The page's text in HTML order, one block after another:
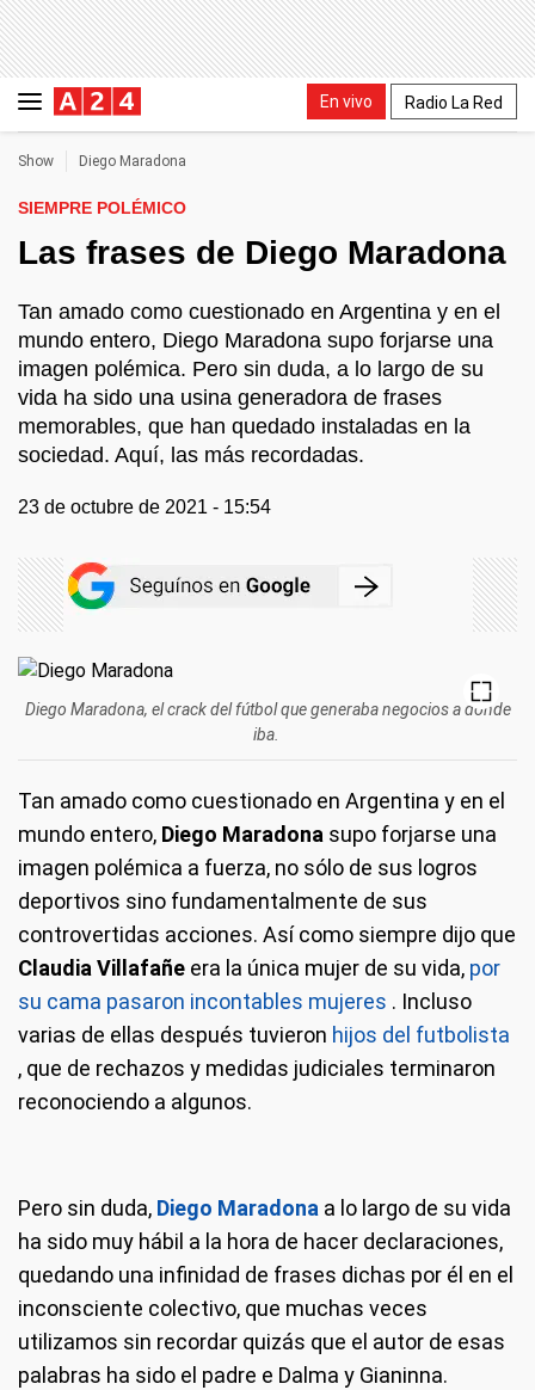
En vivo Radio La Red
Show Diego Maradona
SIEMPRE POLÉMICO
Las frases de Diego Maradona
Tan amado como cuestionado en Argentina y en el
mundo entero, Diego Maradona supo forjarse una
imagen polémica. Pero sin duda, a lo largo de su
vida ha sido una usina generadora de frases
memorables, que han quedado instaladas en la
sociedad. Aquí, las más recordadas.
23 de octubre de 2021 - 15:54
Diego Maradona, el crack del fútbol que generaba negocios a dónde
iba.
Tan amado como cuestionado en Argentina y en el
mundo entero, Diego Maradona supo forjarse una
imagen polémica a fuerza, no sólo de sus logros
deportivos sino fundamentalmente de sus
controvertidas acciones. Así como siempre dijo que
Claudia Villafañe era la única mujer de su vida, por
su cama pasaron incontables mujeres . Incluso
varias de ellas después tuvieron hijos del futbolista
, que de rechazos y medidas judiciales terminaron
reconociendo a algunos.
Pero sin duda, Diego Maradona a lo largo de su vida
ha sido muy hábil a la hora de hacer declaraciones,
quedando una infinidad de frases dichas por él en el
inconsciente colectivo, que muchas veces
utilizamos sin recordar quizás que el autor de esas
palabras ha sido el padre e Dalma y Gianinna.